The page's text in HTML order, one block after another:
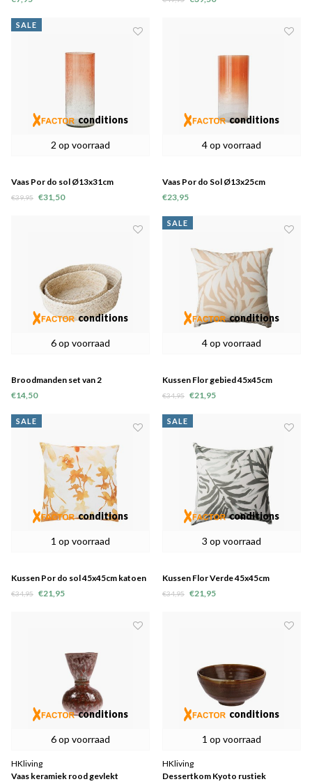
SALE
2 op voorraad
conditions
Vaas Por do sol Ø13x31cm
€39,95 €31,50
4 op voorraad
conditions
Vaas Por do Sol Ø13x25cm
€23,95
6 op voorraad
conditions
Broodmanden set van 2
€14,50
SALE
4 op voorraad
conditions
Kussen Flor gebied 45x45cm
katoen - laatste 4
€34,95 €21,95
SALE
1 op voorraad
conditions
Kussen Por do sol 45x45cm katoen
- laatste 4
€34,95 €21,95
SALE
3 op voorraad
conditions
Kussen Flor Verde 45x45cm
€34,95 €21,95
6 op voorraad
conditions
HKliving
Vaas keramiek rood gevlekt
1 op voorraad
conditions
HKliving
Dessertkom Kyoto rustiek